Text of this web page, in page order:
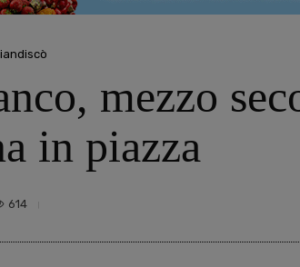
mezzo
in piazza
614